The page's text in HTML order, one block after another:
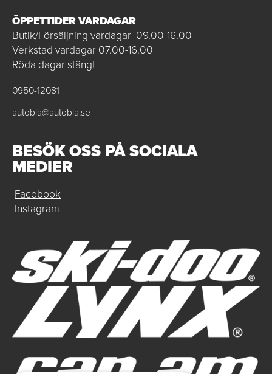
ÖPPETTIDER VARDAGAR
Butik/Försäljning vardagar 09.00-16.00
Verkstad vardagar 07.00-16.00
Röda dagar stängt
0950-12081
autobla@autobla.se
BESÖK OSS PÅ SOCIALA
MEDIER
Facebook
Instagram